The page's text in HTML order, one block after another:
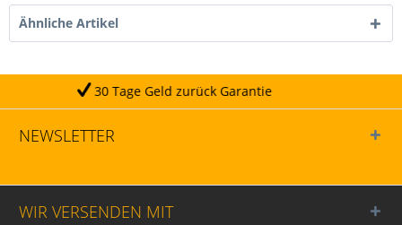
Ähnliche Artikel
NEWSLETTER
WIR VERSENDEN MIT